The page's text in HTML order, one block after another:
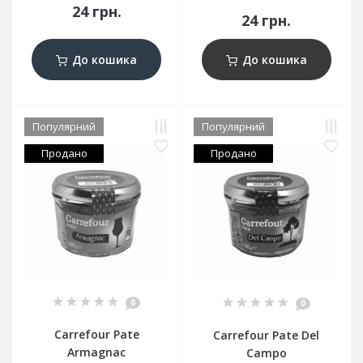
24 грн.
До кошика
24 грн.
До кошика
Популярний
Продано
0
Carrefour Pate
Armagnac
Популярний
Продано
0
Carrefour Pate Del
Campo